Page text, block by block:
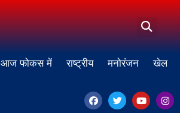
आज फोकस में राष्ट्रीय मनोरंजन खेल